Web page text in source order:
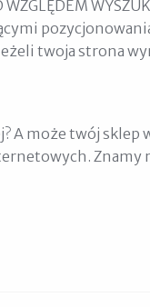
twoja strona
może twój sklep
Znamy